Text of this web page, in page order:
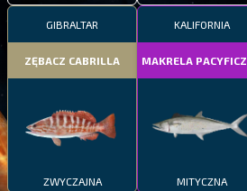
GIBRALTAR
ZĘBACZ CABRILLA
ZWYCZAJNA
KALIFORNIA
MAKRELA
MITYCZNA